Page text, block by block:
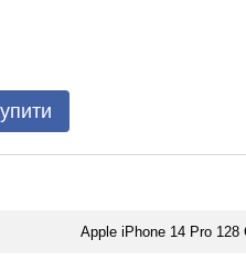
Apple iPhone 14 Pro 128